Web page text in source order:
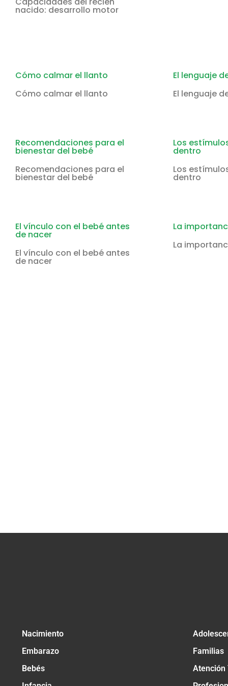
nacido: desarrollo motor
Cómo calmar el llanto
Cómo calmar el llanto
El lenguaje
El lenguaje
Recomendaciones para el
bienestar del bebé
Recomendaciones para el
bienestar del bebé
Los
dentro
Los
dentro
El vínculo con el bebé antes
de nacer
El vínculo con el bebé antes
de nacer
La
La
Nacimiento
Embarazo
Bebés
Familias
Atención